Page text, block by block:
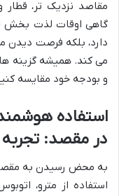
مقاصد نزدیک تر، قطار
گاهی اوقات لذت بخش
دارد، بلکه فرصت دیدن
می کند. همیشه گزینه
و بودجه خود مقایسه
استفاده
در مقصد:
به محض رسیدن به
استفاده از مترو،